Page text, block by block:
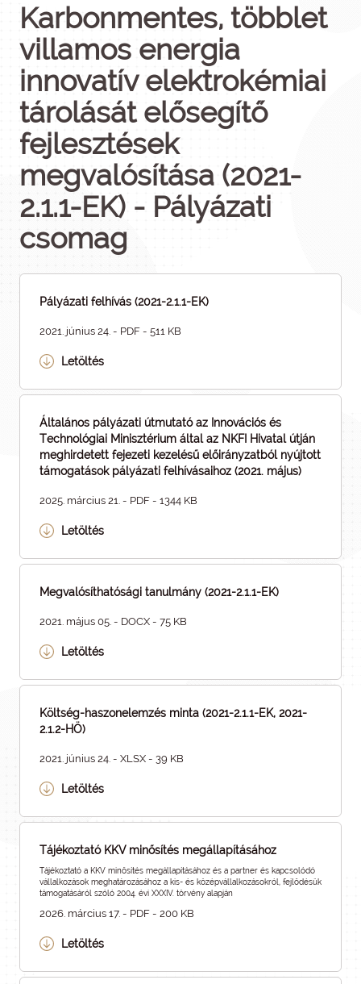
Karbonmentes, többlet
villamos energia
innovatív elektrokémiai
tárolását elősegítő
fejlesztések
megvalósítása (2021-
2.1.1-EK) - Pályázati
csomag
Pályázati felhívás (2021-2.1.1-EK)
2021. június 24. - PDF - 511 KB
Letöltés
Általános pályázati útmutató az Innovációs és
Technológiai Minisztérium által az NKFI Hivatal útján
meghirdetett fejezeti kezelésű előirányzatból nyújtott
támogatások pályázati felhívásaihoz (2021. május)
2025. március 21. - PDF - 1344 KB
Letöltés
Megvalósíthatósági tanulmány (2021-2.1.1-EK)
2021. május 05. - DOCX - 75 KB
Letöltés
Költség-haszonelemzés minta (2021-2.1.1-EK, 2021-
2.1.2-HÖ)
2021. június 24. - XLSX - 39 KB
Letöltés
Tájékoztató KKV minősítés megállapításához
Tájékoztató a KKV minősítés megállapításához és a partner és kapcsolódó
vállalkozások meghatározásához a kis- és középvállalkozásokról, fejlődésük
támogatásáról szóló 2004. évi XXXIV. törvény alapján
2026. március 17. - PDF - 200 KB
Letöltés